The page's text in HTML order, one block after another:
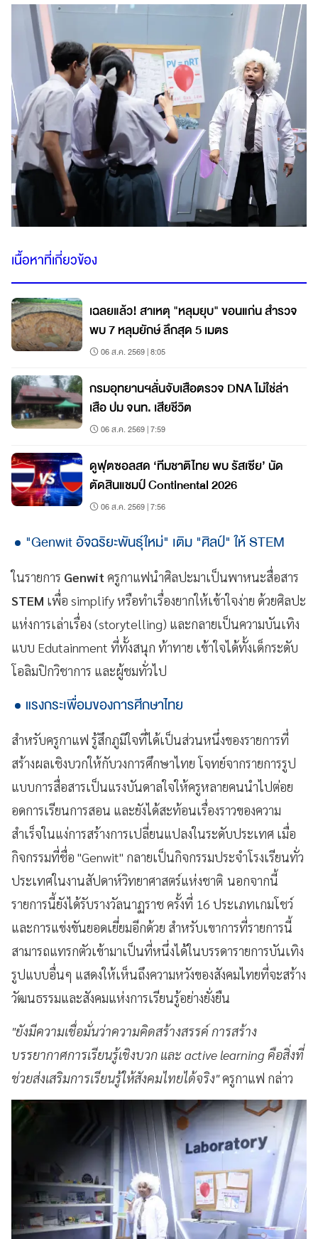
เนื้อหาที่เกี่ยวข้อง
เฉลยแล้ว! สาเหตุ "หลุมยุบ" ขอนแก่น สำรวจ
พบ 7 หลุมยักษ์ ลึกสุด 5 เมตร
06 ส.ค. 2569 | 8:05
กรมอุทยานฯลั่นจับเสือตรวจ ​DNA​ ไม่ใช่​ล่า
เสือ ปม จนท. เสียชีวิต
06 ส.ค. 2569 | 7:59
ดูฟุตซอลสด ‘ทีมชาติไทย พบ รัสเซีย’ นัด
ตัดสินแชมป์ Continental 2026
06 ส.ค. 2569 | 7:56
"Genwit อัจฉริยะพันธุ์ใหม่" เติม "ศิลป์" ให้ STEM
ในรายการ Genwitครูกาแฟนำศิลปะมาเป็นพาหนะสื่อสาร
STEM เพื่อ simplify หรือทำเรื่องยากให้เข้าใจง่าย ด้วยศิลปะ
แห่งการเล่าเรื่อง (storytelling) และกลายเป็นความบันเทิง
แบบ Edutainment ที่ทั้งสนุก ท้าทาย เข้าใจได้ทั้งเด็กระดับ
โอลิมปิกวิชาการ และผู้ชมทั่วไป
แรงกระเพื่อมของการศีกษาไทย
สำหรับครูกาแฟ รู้สึกภูมิใจที่ได้เป็นส่วนหนึ่งของรายการที่
สร้างผลเชิงบวกให้กับวงการศึกษาไทย โจทย์จากรายการรูป
แบบการสื่อสารเป็นแรงบันดาลใจให้ครูหลายคนนำไปต่อย
อดการเรียนการสอน และยังได้สะท้อนเรื่องราวของความ
สำเร็จในแง่การสร้างการเปลี่ยนแปลงในระดับประเทศ เมื่อ
กิจกรรมที่ชื่อ "Genwit" กลายเป็นกิจกรรมประจำโรงเรียนทั่ว
ประเทศในงานสัปดาห์วิทยาศาสตร์แห่งชาติ นอกจากนี้
รายการนี้ยังได้รับรางวัลนาฏราช ครั้งที่ 16 ประเภทเกมโชว์
และการแข่งขันยอดเยี่ยมอีกด้วย สำหรับเขาการที่รายการนี้
สามารถแทรกตัวเข้ามาเป็นที่หนึ่งได้ในบรรดารายการบันเทิง
รูปแบบอื่นๆ แสดงให้เห็นถึงความหวังของสังคมไทยที่จะสร้าง
วัฒนธรรมและสังคมแห่งการเรียนรู้อย่างยั่งยืน
"ยังมีความเชื่อมั่นว่าความคิดสร้างสรรค์ การสร้าง
บรรยากาศการเรียนรู้เชิงบวก และ active learning คือสิ่งที่
ช่วยส่งเสริมการเรียนรู้ให้สังคมไทยได้จริง"ครูกาแฟ กล่าว